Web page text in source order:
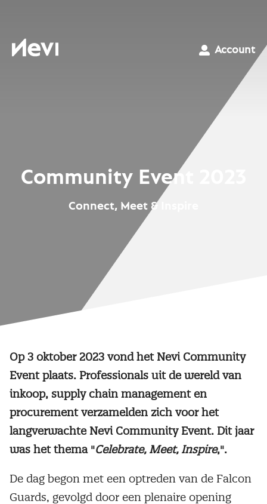
Nevi
Account
Community Event 2023
Connect, Meet & Inspire
Op 3 oktober 2023 vond het Nevi Community
Event plaats. Professionals uit de wereld van
inkoop, supply chain management en
procurement verzamelden zich voor het
langverwachte Nevi Community Event. Dit jaar
was het thema "Celebrate, Meet, Inspire,".
De dag begon met een optreden van de Falcon
Guards, gevolgd door een plenaire opening